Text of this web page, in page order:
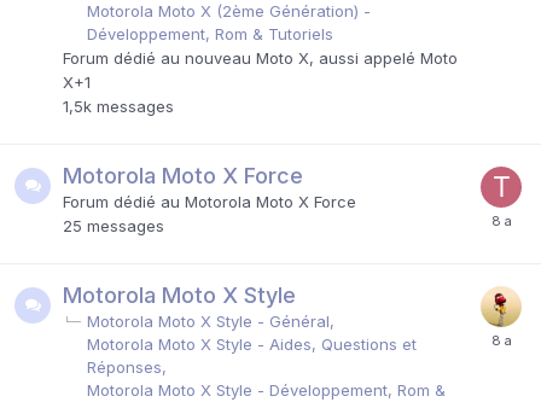
Motorola Moto X (2ème Génération) -
Développement, Rom & Tutoriels
Forum dédié au nouveau Moto X, aussi appelé Moto
X+1
1,5k messages
Motorola Moto X Force
Forum dédié au Motorola Moto X Force
25 messages
Motorola Moto X Style
Motorola Moto X Style - Général
Motorola Moto X Style - Aides, Questions et
Réponses
Motorola Moto X Style - Développement, Rom &